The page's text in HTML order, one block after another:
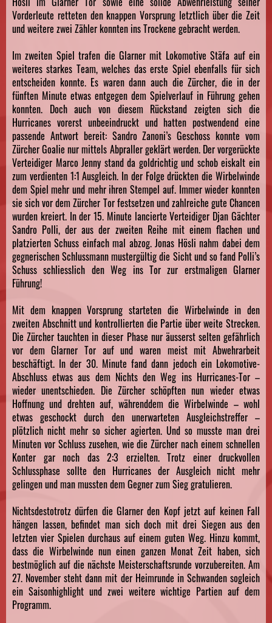
Vorderleute retteten den knappen Vorsprung letztlich über die Zeit
und weitere zwei Zähler konnten ins Trockene gebracht werden.
Im zweiten Spiel trafen die Glarner mit Lokomotive Stäfa auf ein
weiteres starkes Team, welches das erste Spiel ebenfalls für sich
entscheiden konnte. Es waren dann auch die Zürcher, die in der
fünften Minute etwas entgegen dem Spielverlauf in Führung gehen
konnten. Doch auch von diesem Rückstand zeigten sich die
Hurricanes vorerst unbeeindruckt und hatten postwendend eine
passende Antwort bereit: Sandro Zanoni’s Geschoss konnte vom
Zürcher Goalie nur mittels Abpraller geklärt werden. Der vorgerückte
Verteidiger Marco Jenny stand da goldrichtig und schob eiskalt ein
zum verdienten 1:1 Ausgleich. In der Folge drückten die Wirbelwinde
dem Spiel mehr und mehr ihren Stempel auf. Immer wieder konnten
sie sich vor dem Zürcher Tor festsetzen und zahlreiche gute Chancen
wurden kreiert. In der 15. Minute lancierte Verteidiger Djan Gächter
Sandro Polli, der aus der zweiten Reihe mit einem flachen und
platzierten Schuss einfach mal abzog. Jonas Hösli nahm dabei dem
gegnerischen Schlussmann mustergültig die Sicht und so fand Polli’s
Schuss schliesslich den Weg ins Tor zur erstmaligen Glarner
Führung!
Mit dem knappen Vorsprung starteten die Wirbelwinde in den
zweiten Abschnitt und kontrollierten die Partie über weite Strecken.
Die Zürcher tauchten in dieser Phase nur äusserst selten gefährlich
vor dem Glarner Tor auf und waren meist mit Abwehrarbeit
beschäftigt. In der 30. Minute fand dann jedoch ein Lokomotive-
Abschluss etwas aus dem Nichts den Weg ins Hurricanes-Tor –
wieder unentschieden. Die Zürcher schöpften nun wieder etwas
Hoffnung und drehten auf, währenddem die Wirbelwinde – wohl
etwas geschockt durch den unerwarteten Ausgleichstreffer –
plötzlich nicht mehr so sicher agierten. Und so musste man drei
Minuten vor Schluss zusehen, wie die Zürcher nach einem schnellen
Konter gar noch das 2:3 erzielten. Trotz einer druckvollen
Schlussphase sollte den Hurricanes der Ausgleich nicht mehr
gelingen und man mussten dem Gegner zum Sieg gratulieren.
Nichtsdestotrotz dürfen die Glarner den Kopf jetzt auf keinen Fall
hängen lassen, befindet man sich doch mit drei Siegen aus den
letzten vier Spielen durchaus auf einem guten Weg. Hinzu kommt,
dass die Wirbelwinde nun einen ganzen Monat Zeit haben, sich
bestmöglich auf die nächste Meisterschaftsrunde vorzubereiten. Am
27. November steht dann mit der Heimrunde in Schwanden sogleich
ein Saisonhighlight und zwei weitere wichtige Partien auf dem
Programm.